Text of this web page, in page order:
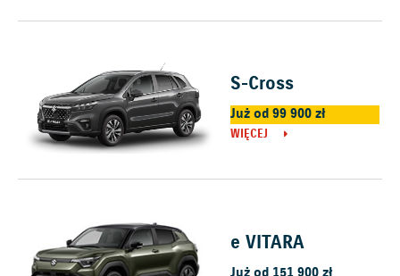
S-Cross
Już od 99 900 zł
WIĘCEJ
e VITARA